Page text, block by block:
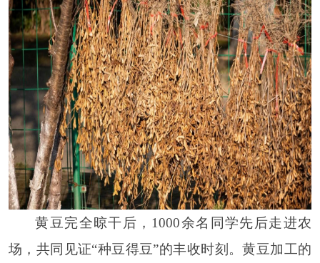
黄豆完全晾干后，1000余名同学先后走进农
场，共同见证“种豆得豆”的丰收时刻。黄豆加工的